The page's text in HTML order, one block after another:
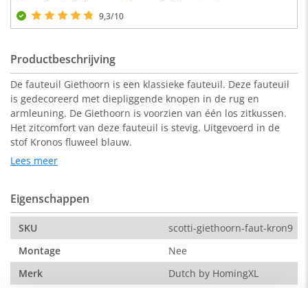
9,3/10
Productbeschrijving
De fauteuil Giethoorn is een klassieke fauteuil. Deze fauteuil
is gedecoreerd met diepliggende knopen in de rug en
armleuning. De Giethoorn is voorzien van één los zitkussen.
Het zitcomfort van deze fauteuil is stevig. Uitgevoerd in de
stof Kronos fluweel blauw.
108 x 90 x 75 cm ( b x d x h)
Wie van een eigenwijs kleurtje houdt kiest voor één van deze
spraakmakende kleuren kronos.
Stof:
Lees meer
Eigenschappen
SKU
scotti-giethoorn-faut-kron9
Montage
Nee
Merk
Dutch by HomingXL